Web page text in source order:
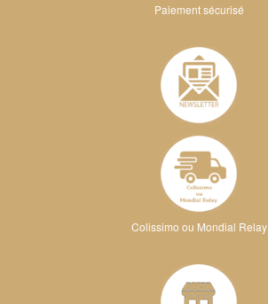
Paiement sécurisé
Colissimo ou Mondial Relay